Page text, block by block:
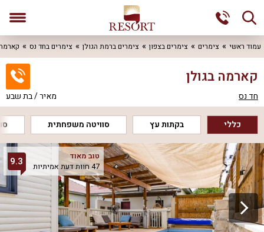
עמוד ראשי צימרים צימרים בצפון צימרים ברמת הגולן צימרים בחד נס
קארמה בגולן
חד נס מאיר / בת שבע
כללי בקתות עץ סוויטה משפחתית
טוב מאוד
47 חוות דעת אמיתיות
9.3